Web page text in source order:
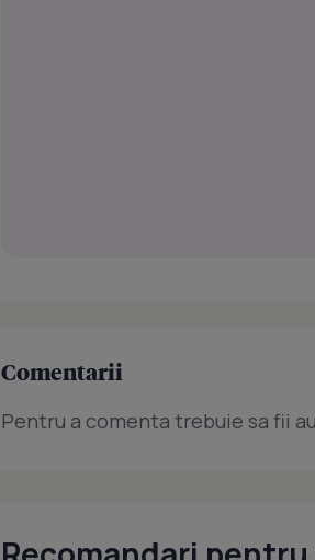
Comentarii
Pentru a comenta trebuie sa fii